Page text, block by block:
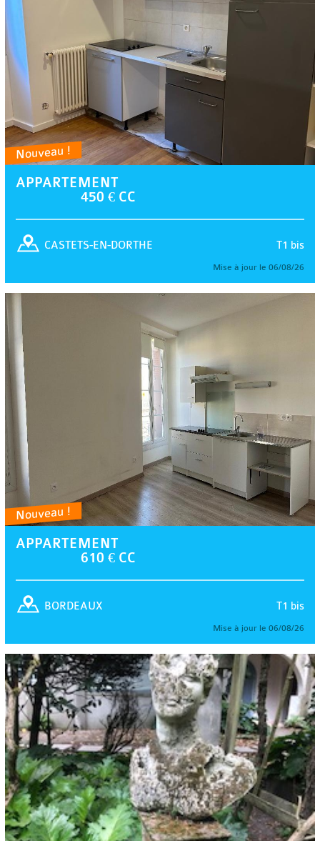
Nouveau !
APPARTEMENT
450 € CC
T1 bis
CASTETS-EN-DORTHE
Mise à jour le 06/08/26
Nouveau !
APPARTEMENT
610 € CC
T1 bis
BORDEAUX
Mise à jour le 06/08/26